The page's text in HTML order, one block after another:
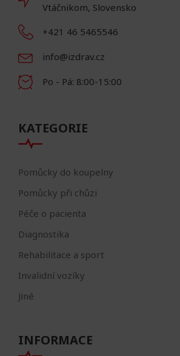
Vtáčnikom, Slovensko
+421 46 5465546
info@izdrav.cz
Po - Pá: 8:00-15:00
KATEGORIE
Pomůcky do koupelny
Pomůcky při chůzi
Péče o pacienta
Diagnostika
Rehabilitace a sport
Invalidní vozíky
Jiné
INFORMACE